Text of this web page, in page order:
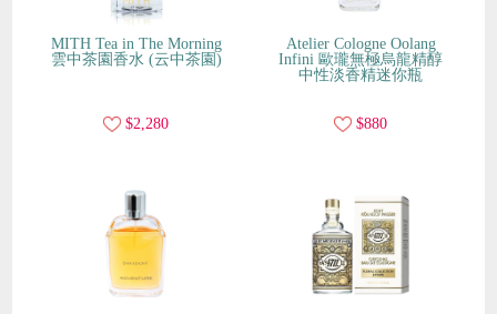
MITH Tea in The Morning
雲中茶園香水 (云中茶園)
$2,280
Atelier Cologne Oolang
Infini 歐瓏無極烏龍精醇
中性淡香精迷你瓶
$880